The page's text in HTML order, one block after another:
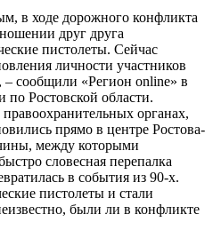
в ходе дорожного конфликта
друг друга
пистолеты. Сейчас
личности участников
сообщили «Регион online» в
Ростовской области.
органах,
прямо в центре Ростова-
между которыми
словесная перепалка
в события из 90-х.
пистолеты и стали
были ли в конфликте